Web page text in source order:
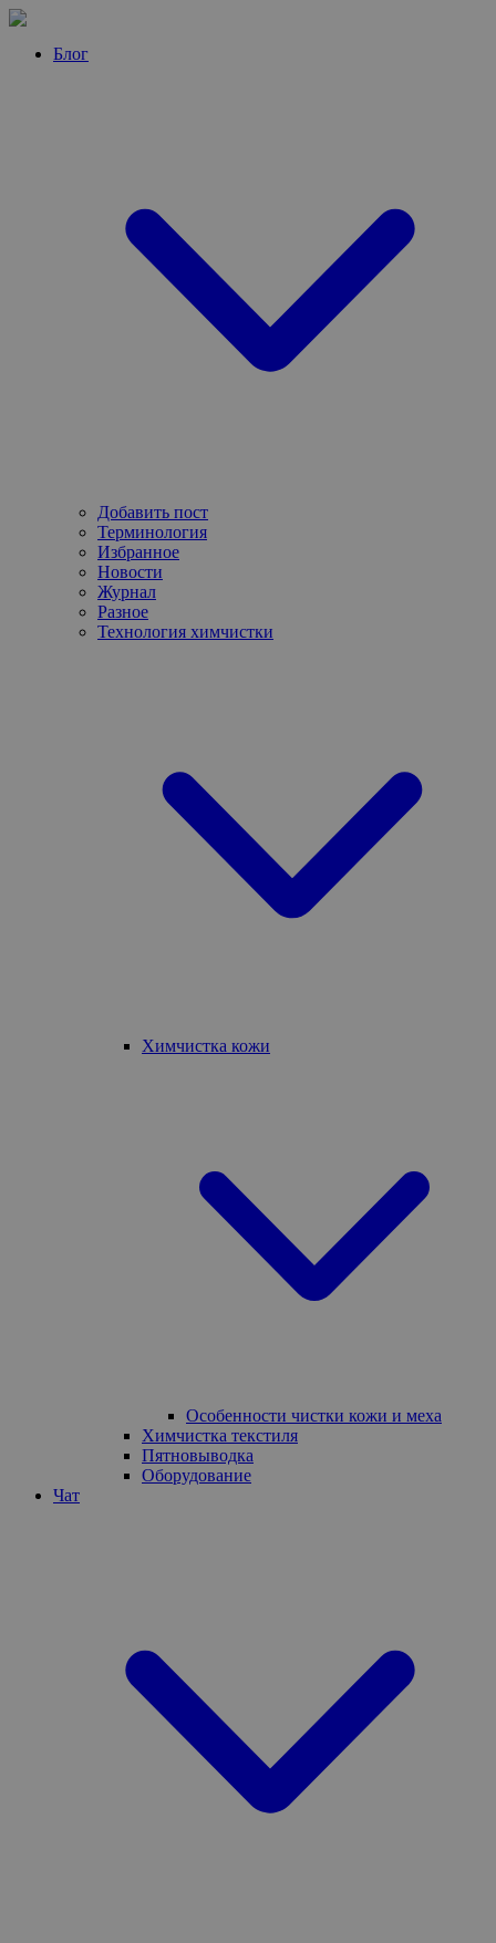
Перейти
контенту
Блог
Добавить пост
Терминология
Избранное
Новости
Журнал
Разное
Технология химчистки
Химчистка кожи
Особенности чистки кожи и меха
Химчистка текстиля
Пятновыводка
Оборудование
Чат